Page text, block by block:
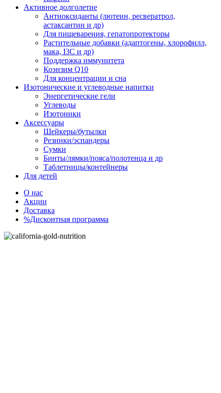
Активное долголетие
Антиоксиданты (лютеин, ресвератрол,
астаксантин и др)
Для пищеварения, гепатопротекторы
Растительные добавки (адаптогены, хлорофилл,
мака, I3C и др)
Поддержка иммунитета
Коэнзим Q10
Для концентрации и сна
Изотонические и углеводные напитки
Энергетические гели
Углеводы
Изотоники
Аксессуары
Шейкеры/бутылки
Резинки/эспандеры
Сумки
Бинты/лямки/пояса/полотенца и др
Таблетницы/контейнеры
Для детей
О нас
Акции
Доставка
%Дисконтная программа